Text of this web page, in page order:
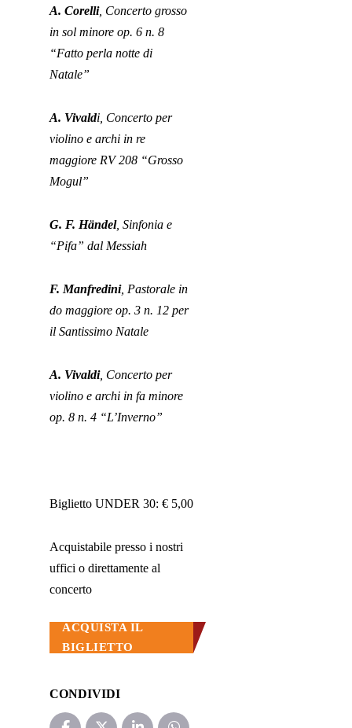
A. Corelli, Concerto grosso
in sol minore op. 6 n. 8
“Fatto perla notte di
Natale”
A. Vivaldi, Concerto per
violino e archi in re
maggiore RV 208 “Grosso
Mogul”
G. F. Händel, Sinfonia e
“Pifa” dal Messiah
F. Manfredini, Pastorale in
do maggiore op. 3 n. 12 per
il Santissimo Natale
A. Vivaldi, Concerto per
violino e archi in fa minore
op. 8 n. 4 “L’Inverno”
Biglietto UNDER 30: € 5,00
Acquistabile presso i nostri
uffici o direttamente al
concerto
ACQUISTA IL
BIGLIETTO
CONDIVIDI